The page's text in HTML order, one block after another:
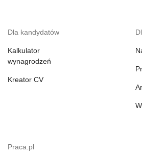
Dla kandydatów
Kalkulator
wynagrodzeń
Kreator CV
Praca.pl